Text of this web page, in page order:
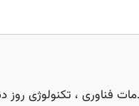
فناوری ، تکنولوژی